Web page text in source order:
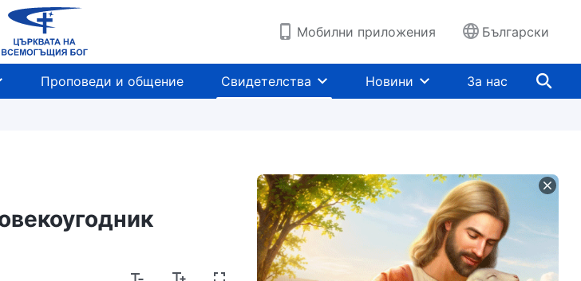
Мобилни приложения Български
Проповеди и общение Свидетелства Новини За нас